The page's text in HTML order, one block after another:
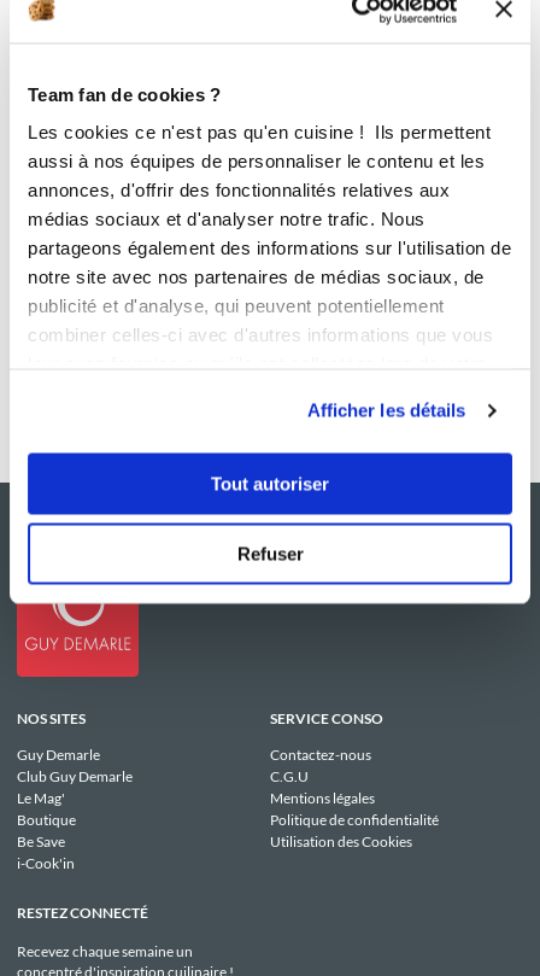
Team fan de cookies ?
Les cookies ce n'est pas qu'en cuisine ! Ils permettent
aussi à nos équipes de personnaliser le contenu et les
annonces, d'offrir des fonctionnalités relatives aux
médias sociaux et d'analyser notre trafic. Nous
partageons également des informations sur l'utilisation de
notre site avec nos partenaires de médias sociaux, de
publicité et d'analyse, qui peuvent potentiellement
combiner celles-ci avec d'autres informations que vous
Afficher les détails
Tout autoriser
Refuser
NOS SITES
Guy Demarle
Club Guy Demarle
Le Mag'
Boutique
Be Save
i-Cook'in
SERVICE CONSO
Contactez-nous
C.G.U
Mentions légales
Politique de confidentialité
Utilisation des Cookies
RESTEZ CONNECTÉ
Recevez chaque semaine un
concentré d'inspiration cuilinaire !